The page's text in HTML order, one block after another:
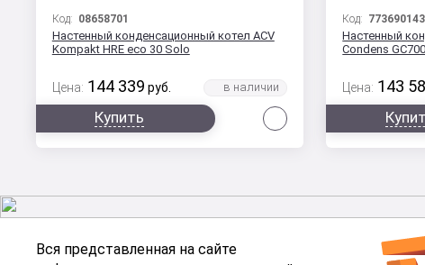
Код: 08658701
Настенный конденсационный котел ACV
Kompakt HRE eco 30 Solo
Цена: 144 339 руб.
Купить
Код:
Настенный
Condens
Цена: 143
Вся представленная на сайте